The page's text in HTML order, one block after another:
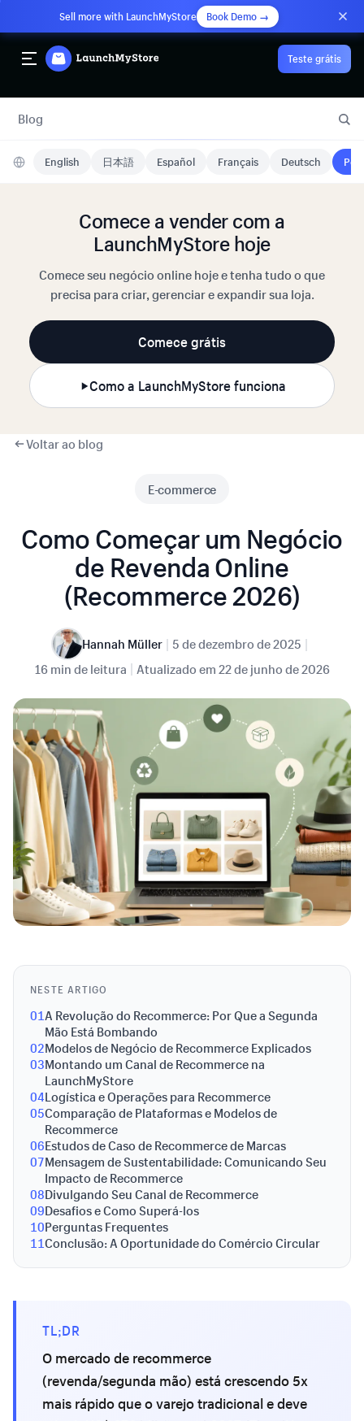
Sell more with LaunchMyStore Book Demo →
Teste grátis
Blog
English 日本語 Español Français Deutsch
Comece a vender com a
LaunchMyStore hoje
Comece seu negócio online hoje e tenha tudo o que
precisa para criar, gerenciar e expandir sua loja.
Comece grátis
Como a LaunchMyStore funciona
Voltar ao blog
E-commerce
Como Começar um Negócio
de Revenda Online
(Recommerce 2026)
Hannah Müller | 5 de dezembro de 2025 |
16 min de leitura | Atualizado em 22 de junho de 2026
NESTE ARTIGO
01A Revolução do Recommerce: Por Que a Segunda
Mão Está Bombando
02Modelos de Negócio de Recommerce Explicados
03Montando um Canal de Recommerce na
LaunchMyStore
04Logística e Operações para Recommerce
05Comparação de Plataformas e Modelos de
Recommerce
06Estudos de Caso de Recommerce de Marcas
07Mensagem de Sustentabilidade: Comunicando Seu
Impacto de Recommerce
08Divulgando Seu Canal de Recommerce
09Desafios e Como Superá-los
10Perguntas Frequentes
11Conclusão: A Oportunidade do Comércio Circular
TL;DR
O mercado de recommerce
(revenda/segunda mão) está crescendo 5x
mais rápido que o varejo tradicional e deve